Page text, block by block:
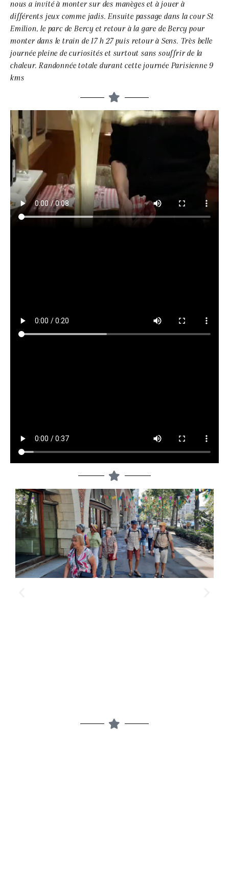
nous a invité à monter sur des manèges et à jouer à
différents jeux comme jadis. Ensuite passage dans la cour St
Emilion, le parc de Bercy et retour à la gare de Bercy pour
monter dans le train de 17 h 27 puis retour à Sens. Très belle
journée pleine de curiosités et surtout sans souffrir de la
chaleur. Randonnée totale durant cette journée Parisienne 9
kms